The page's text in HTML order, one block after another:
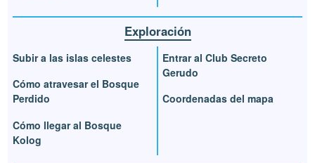
Exploración
Subir a las islas celestes
Cómo atravesar el Bosque
Perdido
Cómo llegar al Bosque
Kolog
Entrar al Club Secreto
Gerudo
Coordenadas del mapa